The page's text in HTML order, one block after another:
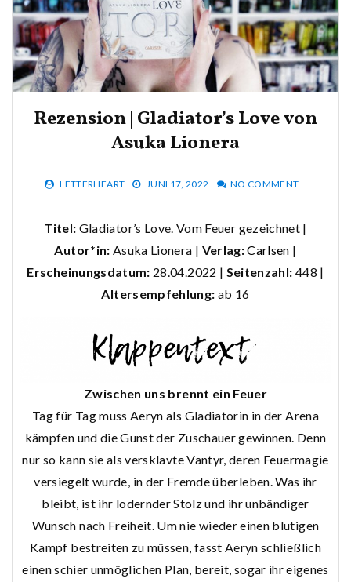
Rezension | Gladiator’s Love von
Asuka Lionera
LETTERHEART JUNI 17, 2022 NO COMMENT
Titel: Gladiator’s Love. Vom Feuer gezeichnet |
Autor*in: Asuka Lionera | Verlag:Carlsen |
Erscheinungsdatum: 28.04.2022 | Seitenzahl: 448 |
Altersempfehlung: ab 16
Zwischen uns brennt ein Feuer
Tag für Tag muss Aeryn als Gladiatorin in der Arena
kämpfen und die Gunst der Zuschauer gewinnen. Denn
nur so kann sie als versklavte Vantyr, deren Feuermagie
versiegelt wurde, in der Fremde überleben. Was ihr
bleibt, ist ihr lodernder Stolz und ihr unbändiger
Wunsch nach Freiheit. Um nie wieder einen blutigen
Kampf bestreiten zu müssen, fasst Aeryn schließlich
einen schier unmöglichen Plan, bereit, sogar ihr eigenes